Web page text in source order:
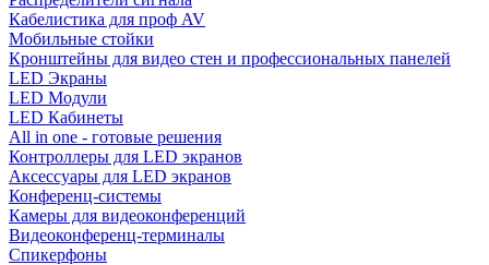
Кабелистика для проф AV
Мобильные стойки
Кронштейны для видео стен и профессиональных панелей
LED Экраны
LED Модули
LED Кабинеты
All in one - готовые решения
Контроллеры для LED экранов
Аксессуары для LED экранов
Конференц-системы
Камеры для видеоконференций
Видеоконференц-терминалы
Спикерфоны